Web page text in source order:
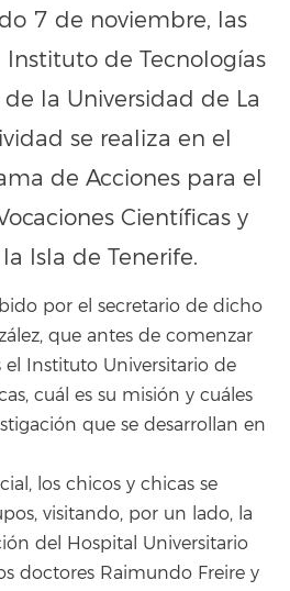
7 de noviembre, las
de Tecnologías
de la Universidad de La
se realiza en el
de Acciones para el
Científicas y
Isla de Tenerife.
por el secretario de dicho
que antes de comenzar
el Instituto Universitario de
cuál es su misión y cuáles
que se desarrollan en
los chicos y chicas se
visitando, por un lado, la
del Hospital Universitario
doctores Raimundo Freire y